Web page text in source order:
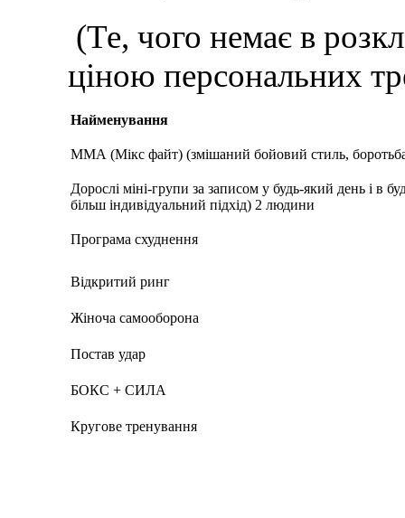
(Те, чого немає в
ціною персональних
Найменування
ММА (Мікс файт) (змішаний бойовий стиль,
Дорослі міні-групи за записом у будь-який день і в
більш індивідуальний підхід) 2 людини
Програма схуднення
Відкритий ринг
Жіноча самооборона
Постав удар
БОКС + СИЛА
Кругове тренування